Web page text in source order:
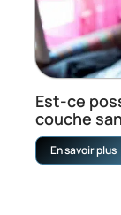
Est-ce
couche
En savoir plus